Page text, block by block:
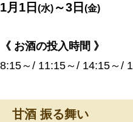
1月1日 (水) ～3日 (金)
《 お酒の投入時間 》
8:15～/ 11:15～/ 14:15～/
甘酒 振る舞い